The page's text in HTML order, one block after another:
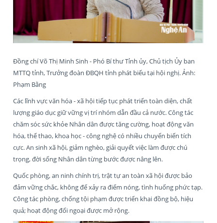
Đồng chí Võ Thị Minh Sinh - Phó Bí thư Tỉnh ủy, Chủ tịch Ủy ban
MTTQ tỉnh, Trưởng đoàn ĐBQH tỉnh phát biểu tại hội nghị. Ảnh:
Phạm Bằng
Các lĩnh vực văn hóa - xã hội tiếp tục phát triển toàn diện, chất
lượng giáo dục giữ vững vị trí nhóm dẫn đầu cả nước. Công tác
chăm sóc sức khỏe Nhân dân được tăng cường, hoạt động văn
hóa, thể thao, khoa học - công nghệ có nhiều chuyển biến tích
cực. An sinh xã hội, giảm nghèo, giải quyết việc làm được chú
trọng, đời sống Nhân dân từng bước được nâng lên.
Quốc phòng, an ninh chính trị, trật tự an toàn xã hội được bảo
đảm vững chắc, không để xảy ra điểm nóng, tình huống phức tạp.
Công tác phòng, chống tội phạm được triển khai đồng bộ, hiệu
quả; hoạt động đối ngoại được mở rộng.